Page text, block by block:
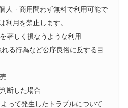
人・商用問わず無料で利用可能で
利用を禁止します。
著しく損なうような利用
る行為など公序良俗に反する目
断した場合
って発生したトラブルについて